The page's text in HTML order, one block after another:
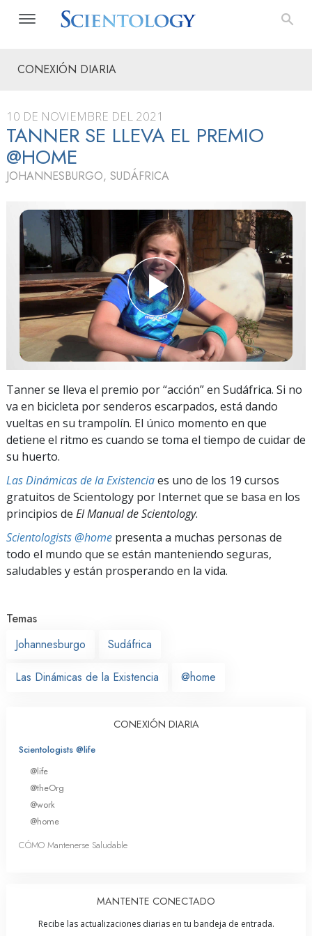
CONEXIÓN DIARIA
10 DE NOVIEMBRE DEL 2021
TANNER SE LLEVA EL PREMIO
@HOME
JOHANNESBURGO, SUDÁFRICA
Tanner se lleva el premio por “acción” en Sudáfrica. Si no
va en bicicleta por senderos escarpados, está dando
vueltas en su trampolín. El único momento en que
detiene el ritmo es cuando se toma el tiempo de cuidar de
su huerto.
Las Dinámicas de la Existenciaes uno de los 19 cursos
gratuitos de Scientology por Internet que se basa en los
principios de El Manual de Scientology.
Scientologists @home presenta a muchas personas de
todo el mundo que se están manteniendo seguras,
saludables y están prosperando en la vida.
Temas
Johannesburgo
Sudáfrica
Las Dinámicas de la Existencia @home
CONEXIÓN DIARIA
Scientologists @life
@life
@theOrg
@work
@home
CÓMO Mantenerse Saludable
MANTENTE CONECTADO
Recibe las actualizaciones diarias en tu bandeja de entrada.